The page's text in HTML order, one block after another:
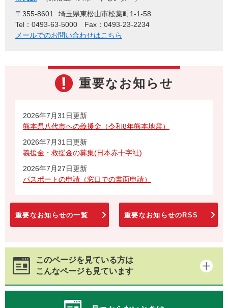
〒355-8601
埼玉県東松山市松葉町1-1-58
Tel：0493-63-5000
Fax：0493-23-2234
メールでのお問い合わせはこちら
重要なお知らせ
2026年7月31日更新
熊本県八代市への義援金（令和8年熊本地震）
2026年7月31日更新
義援金・救援金の募集(日本赤十字社)
2026年7月27日更新
パスポートの申請（窓口での書面申請）
重要なお知らせの一覧 重要なお知らせのRSS
このページを見ている方は
こんなページも見ています